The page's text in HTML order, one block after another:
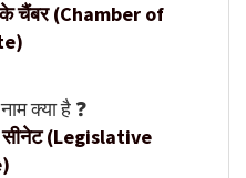
के चैंबर (Chamber of
क्या है ❓
सीनेट (Legislative